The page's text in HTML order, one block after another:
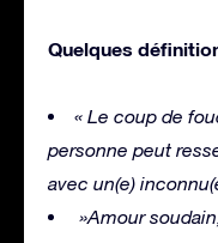
Quelques
« Le coup de
personne peut
avec un(e)
»Amour